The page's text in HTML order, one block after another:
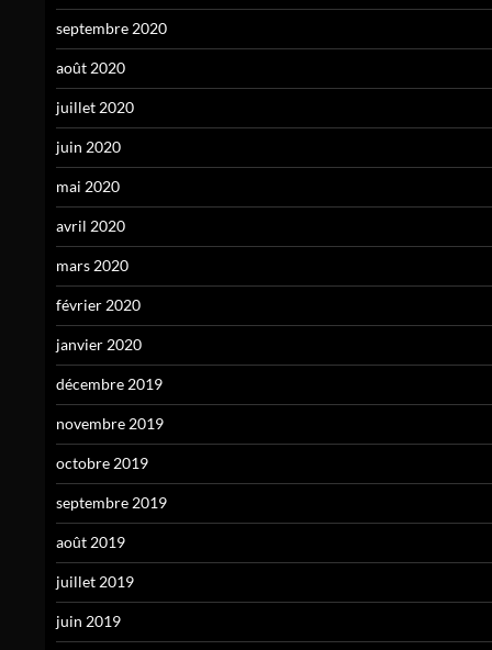
septembre 2020
août 2020
juillet 2020
juin 2020
mai 2020
avril 2020
mars 2020
février 2020
janvier 2020
décembre 2019
novembre 2019
octobre 2019
septembre 2019
août 2019
juillet 2019
juin 2019